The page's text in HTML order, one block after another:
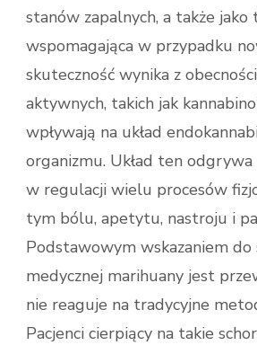
stanów zapalnych, a także jako
wspomagająca w przypadku
skuteczność wynika z
aktywnych, takich jak
wpływają na układ
organizmu. Układ ten
w regulacji wielu procesów
tym bólu, apetytu, nastroju i
Podstawowym wskazaniem do
medycznej marihuany jest
nie reaguje na tradycyjne
Pacjenci cierpiący na takie